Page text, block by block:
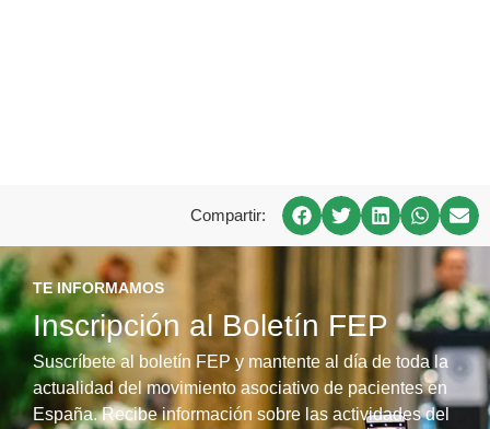
Compartir:
TE INFORMAMOS
Inscripción al Boletín FEP
Suscríbete al boletín FEP y mantente al día de toda la
actualidad del movimiento asociativo de pacientes en
España. Recibe información sobre las actividades del